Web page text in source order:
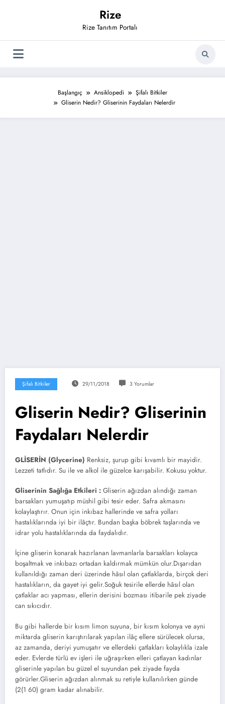
Rize
Rize Tanıtım Portalı
Başlangıç Ansiklopedi
Şifalı Bitkiler
Gliserin Nedir? Gliserinin Faydaları Nelerdir
Şifalı Bitkiler 29/11/2018 3 Yorumlar
Gliserin Nedir? Gliserinin
Faydaları Nelerdir
GLİSERİN (Glycerine) Renksiz, şurup gibi kıvamlı bir mayidir.
Lezzeti tatlıdır. Su ile ve alkol ile güzelce karışabilir. Kokusu yoktur.
Gliserinin Sağlığa Etkileri : Gliserin ağızdan alındığı zaman
barsakları yumuşatıp müshil gibi tesir eder. Safra akmasını
kolaylaştırır. Onun için inkıbaz hallerinde ve safra yolları
hastalıklarında iyi bir ilâçtır. Bundan başka böbrek taşlarında ve
idrar yolu hastalıklarında da faydalıdır.
İçine gliserin konarak hazırlanan lavmanlarla barsakları kolayca
boşaltmak ve inkıbazı ortadan kaldırmak mümkün olur.Dışarıdan
kullanıldığı zaman deri üzerinde hâsıl olan çatlaklarda, birçok deri
hastalıkların, da gayet iyi gelir.Soğuk tesirile ellerde hâsıl olan
çatlaklar acı yapması, ellerin derisini bozması itibarile pek ziyade
can sıkıcıdır.
Bu gibi hallerde bir kısım limon suyuna, bir kısım kolonya ve ayni
miktarda gliserin karıştırılarak yapılan ilâç ellere sürülecek olursa,
az zamanda, deriyi yumuşatır ve ellerdeki çatlakları kolaylıkla izale
eder. Evlerde türlü ev işleri ile uğraşırken elleri çatlayan kadınlar
gliserinle yapılan bu güzel el suyundan pek ziyade fayda
görürler.Gliserin ağızdan alınmak su retiyle kullanılırken günde
(2(1 60) gram kadar alınabilir.